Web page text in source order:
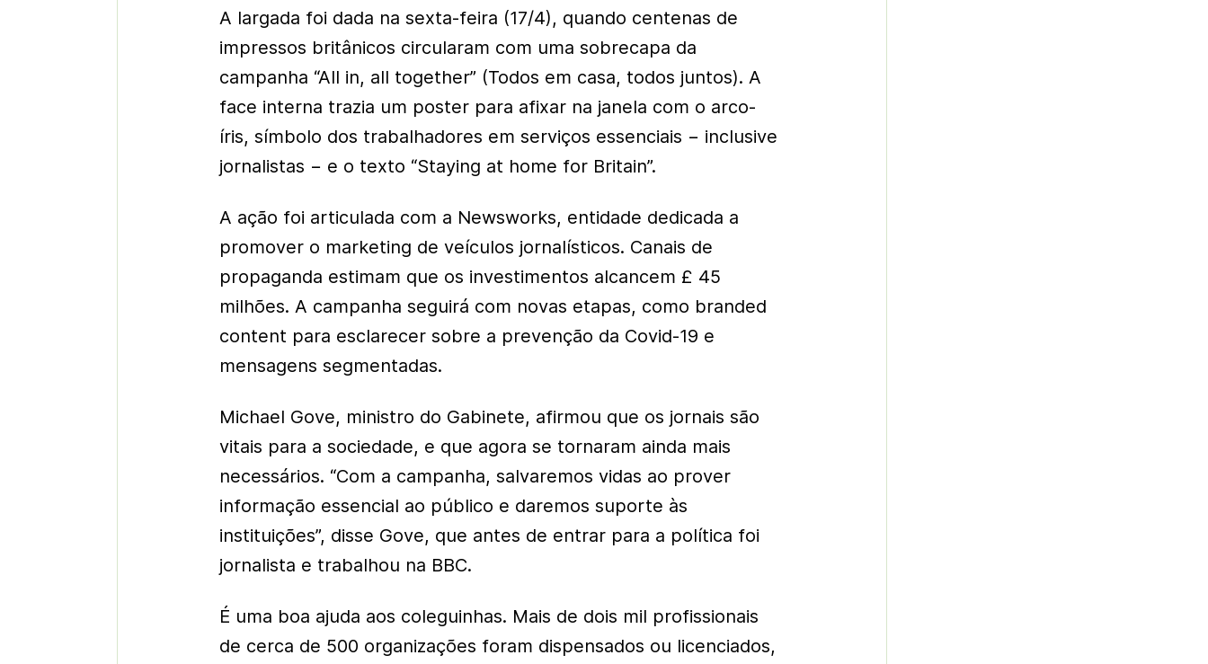
A largada foi dada na sexta-feira (17/4), quando centenas de
impressos britânicos circularam com uma sobrecapa da
campanha “All in, all together” (Todos em casa, todos juntos). A
face interna trazia um poster para afixar na janela com o arco-
íris, símbolo dos trabalhadores em serviços essenciais − inclusive
jornalistas − e o texto “Staying at home for Britain”.
A ação foi articulada com a Newsworks, entidade dedicada a
promover o marketing de veículos jornalísticos. Canais de
propaganda estimam que os investimentos alcancem £ 45
milhões. A campanha seguirá com novas etapas, como branded
content para esclarecer sobre a prevenção da Covid-19 e
mensagens segmentadas.
Michael Gove, ministro do Gabinete, afirmou que os jornais são
vitais para a sociedade, e que agora se tornaram ainda mais
necessários. “Com a campanha, salvaremos vidas ao prover
informação essencial ao público e daremos suporte às
instituições”, disse Gove, que antes de entrar para a política foi
jornalista e trabalhou na BBC.
É uma boa ajuda aos coleguinhas. Mais de dois mil profissionais
de cerca de 500 organizações foram dispensados ou licenciados,